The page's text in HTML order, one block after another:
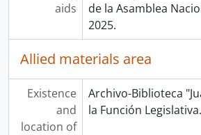
aids
de la Asamblea
2025.
Allied materials area
Existence
and
location of
Archivo-Biblioteca
la Función Legislativa.